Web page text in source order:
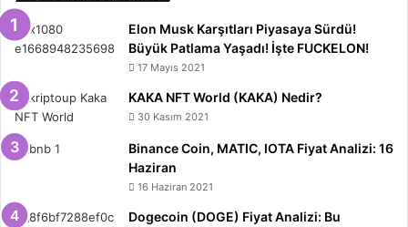
Elon Musk Karşıtları Piyasaya Sürdü!
Büyük Patlama Yaşadı! İşte FUCKELON!
17 Mayıs 2021
KAKA NFT World (KAKA) Nedir?
30 Kasım 2021
Binance Coin, MATIC, IOTA Fiyat Analizi: 16
Haziran
16 Haziran 2021
Dogecoin (DOGE) Fiyat Analizi: Bu